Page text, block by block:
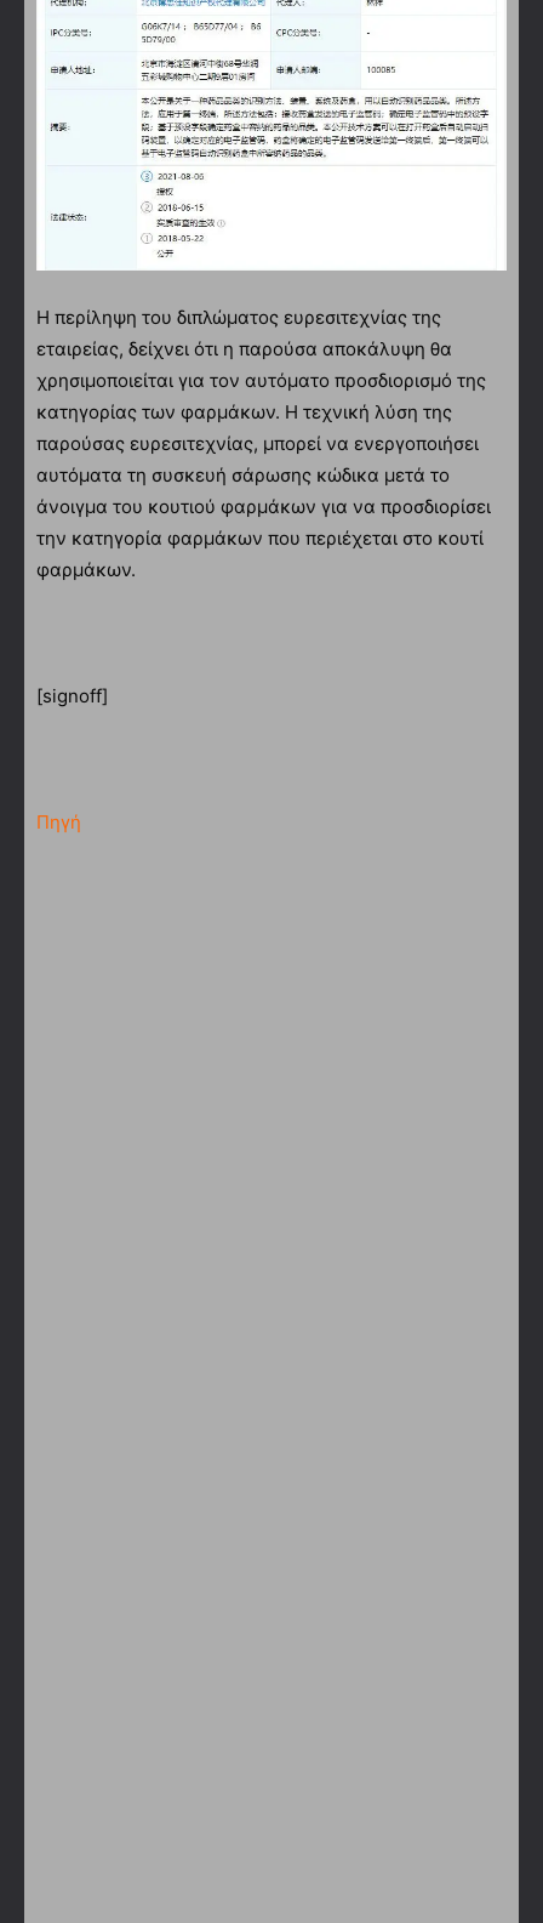
Η περίληψη του διπλώματος ευρεσιτεχνίας της
εταιρείας, δείχνει ότι η παρούσα αποκάλυψη θα
χρησιμοποιείται για τον αυτόματο προσδιορισμό της
κατηγορίας των φαρμάκων. Η τεχνική λύση της
παρούσας ευρεσιτεχνίας, μπορεί να ενεργοποιήσει
αυτόματα τη συσκευή σάρωσης κώδικα μετά το
άνοιγμα του κουτιού φαρμάκων για να προσδιορίσει
την κατηγορία φαρμάκων που περιέχεται στο κουτί
φαρμάκων.
[signoff]
Πηγή